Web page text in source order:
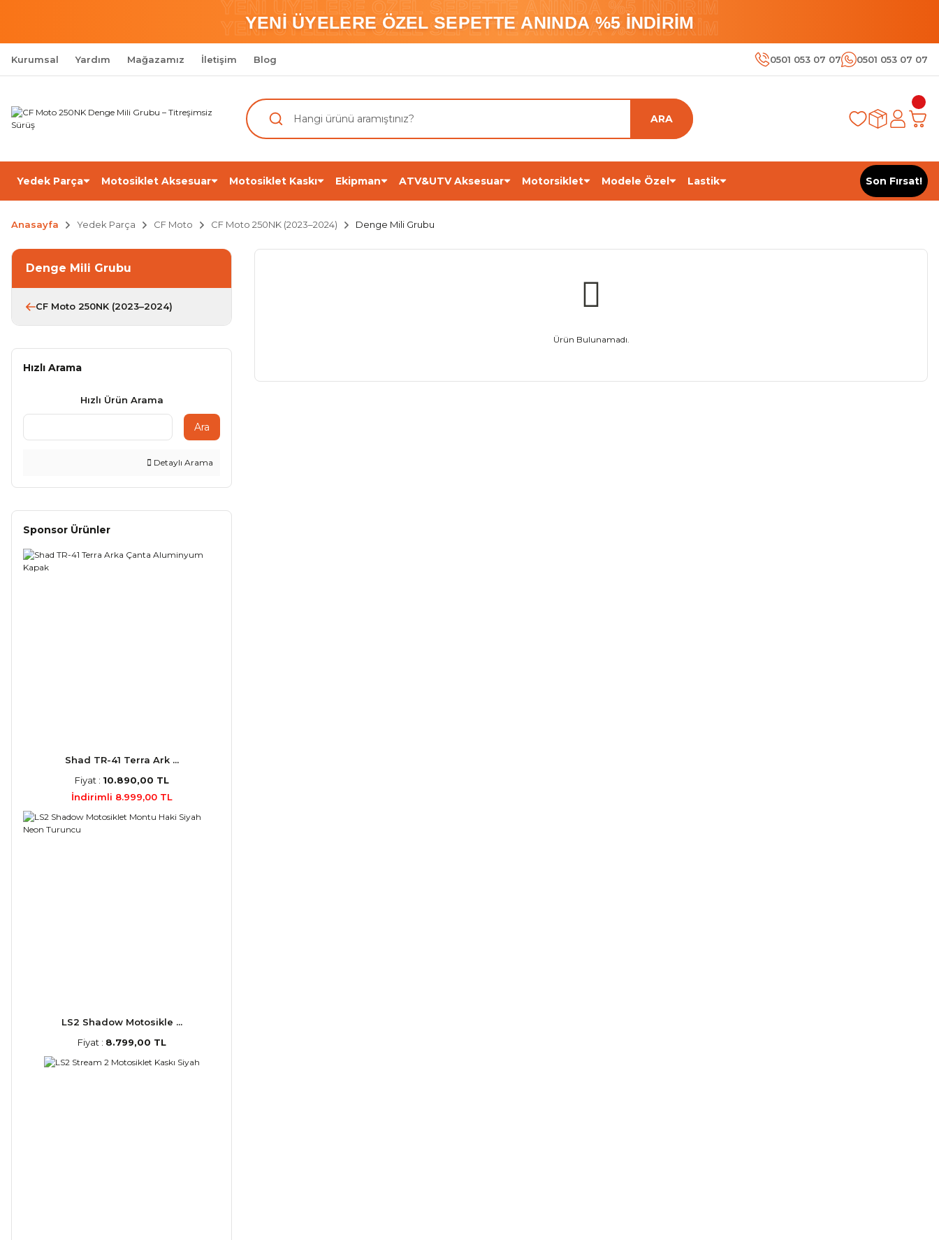
YENİ ÜYELERE ÖZEL SEPETTE ANINDA %5 İNDİRİM
YENİ ÜYELERE ÖZEL SEPETTE ANINDA %5 İNDİRİM
YENİ ÜYELERE ÖZEL SEPETTE ANINDA %5 İNDİRİM
Kurumsal Yardım Mağazamız İletişim Blog 0501 053 07 07 0501 053 07 07
ARA
Yedek Parça Motosiklet Aksesuar Motosiklet Kaskı Ekipman ATV&UTV Aksesuar Motorsiklet Modele Özel Lastik Son Fırsat!
Anasayfa Yedek Parça CF Moto CF Moto 250NK (2023–2024) Denge Mili Grubu
Denge Mili Grubu
CF Moto 250NK (2023–2024)
Hızlı Arama
Hızlı Ürün Arama
Ara
Detaylı Arama
Sponsor Ürünler
Shad TR-41 Terra Ark ...
Fiyat : 10.890,00 TL
İndirimli 8.999,00 TL
LS2 Shadow Motosikle ...
Fiyat : 8.799,00 TL
Ürün Bulunamadı.